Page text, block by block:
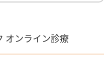
オンライン診療